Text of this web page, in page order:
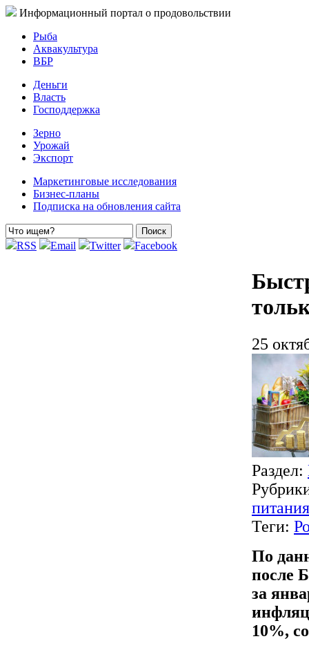
Информационный портал о продовольствии
Рыба
Аквакультура
ВБР
Деньги
Власть
Господдержка
Зерно
Урожай
Экспорт
Маркетинговые исследования
Бизнес-планы
Подписка на обновления сайта
RSS Email Twitter Facebook
25
Раздел:
питания
Теги:
По
после
за
10%,